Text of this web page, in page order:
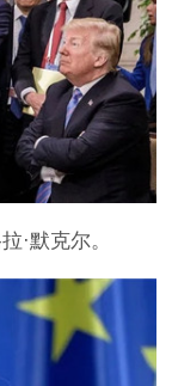
·默克尔。